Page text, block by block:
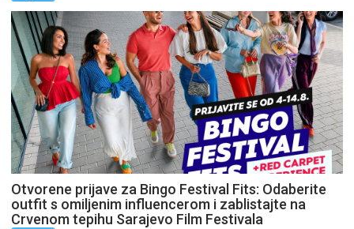
Otvorene prijave za Bingo Festival Fits: Odaberite
outfit s omiljenim influencerom i zablistajte na
Crvenom tepihu Sarajevo Film Festivala